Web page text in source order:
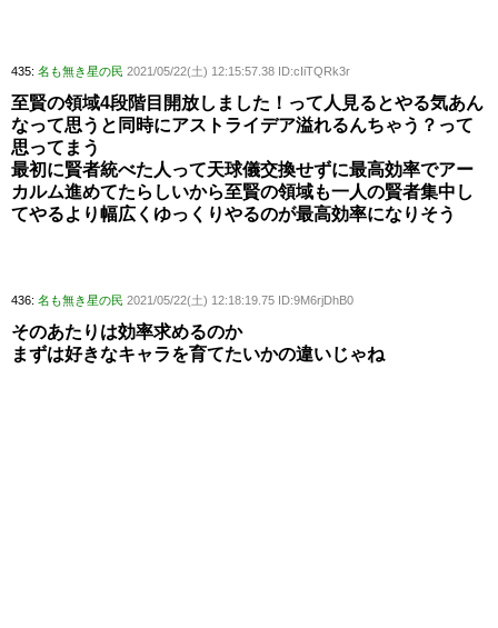
435: 名も無き星の民 2021/05/22(土) 12:15:57.38 ID:cIiTQRk3r
至賢の領域4段階目開放しました！って人見るとやる気あん
なって思うと同時にアストライデア溢れるんちゃう？って
思ってまう
最初に賢者統べた人って天球儀交換せずに最高効率でアー
カルム進めてたらしいから至賢の領域も一人の賢者集中し
てやるより幅広くゆっくりやるのが最高効率になりそう
436: 名も無き星の民 2021/05/22(土) 12:18:19.75 ID:9M6rjDhB0
そのあたりは効率求めるのか
まずは好きなキャラを育てたいかの違いじゃね